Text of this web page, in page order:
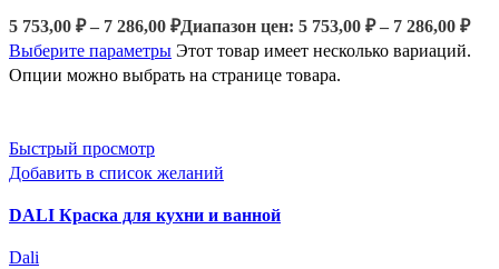
5 753,00 ₽ – 7 286,00 ₽Диапазон цен: 5 753,00 ₽ – 7 286,00 ₽
Выберите параметры Этот товар имеет несколько вариаций.
Опции можно выбрать на странице товара.
Быстрый просмотр
Добавить в список желаний
DALI Краска для кухни и ванной
Dali